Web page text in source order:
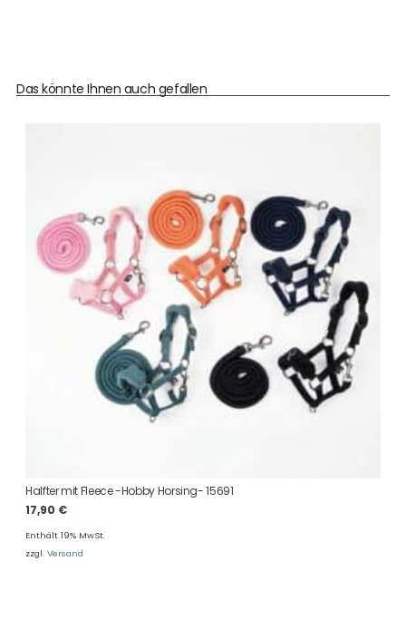
Das könnte Ihnen auch gefallen
Halfter mit Fleece -Hobby Horsing- 15691
17,90 €
Enthält 19% MwSt.
zzgl. Versand